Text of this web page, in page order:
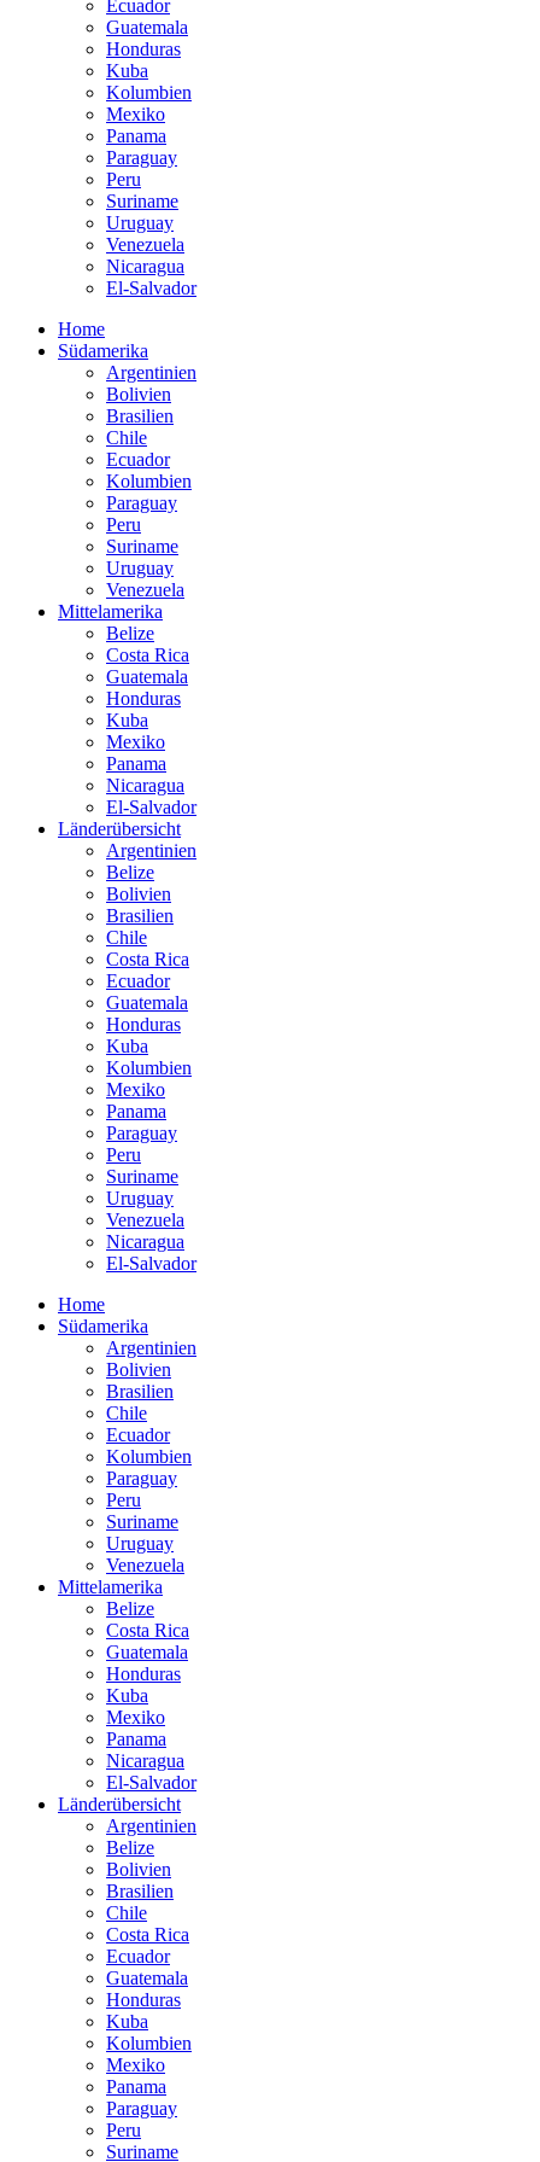
Ecuador
Guatemala
Honduras
Kuba
Kolumbien
Mexiko
Panama
Paraguay
Peru
Suriname
Uruguay
Venezuela
Nicaragua
El-Salvador
Home
Südamerika
Argentinien
Bolivien
Brasilien
Chile
Ecuador
Kolumbien
Paraguay
Peru
Suriname
Uruguay
Venezuela
Mittelamerika
Belize
Costa Rica
Guatemala
Honduras
Kuba
Mexiko
Panama
Nicaragua
El-Salvador
Länderübersicht
Argentinien
Belize
Bolivien
Brasilien
Chile
Costa Rica
Ecuador
Guatemala
Honduras
Kuba
Kolumbien
Mexiko
Panama
Paraguay
Peru
Suriname
Uruguay
Venezuela
Nicaragua
El-Salvador
Home
Südamerika
Argentinien
Bolivien
Brasilien
Chile
Ecuador
Kolumbien
Paraguay
Peru
Suriname
Uruguay
Venezuela
Mittelamerika
Belize
Costa Rica
Guatemala
Honduras
Kuba
Mexiko
Panama
Nicaragua
El-Salvador
Länderübersicht
Argentinien
Belize
Bolivien
Brasilien
Chile
Costa Rica
Ecuador
Guatemala
Honduras
Kuba
Kolumbien
Mexiko
Panama
Paraguay
Peru
Suriname